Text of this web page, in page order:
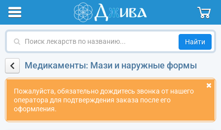
Поиск
по
названиюМедикаменты: Мази и наружные формы
Пожалуйста, обязательно дождитесь звонка от нашего
оператора для подтверждения заказа после его
оформления.